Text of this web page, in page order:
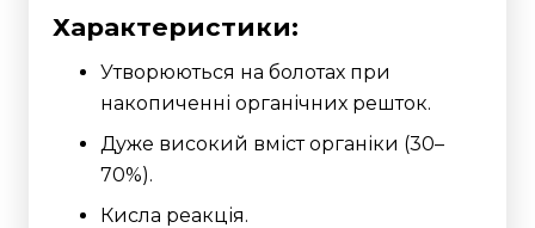
Характеристики:
Утворюються на болотах при
накопиченні органічних решток.
Дуже високий вміст органіки (30–
70%).
Кисла реакція.